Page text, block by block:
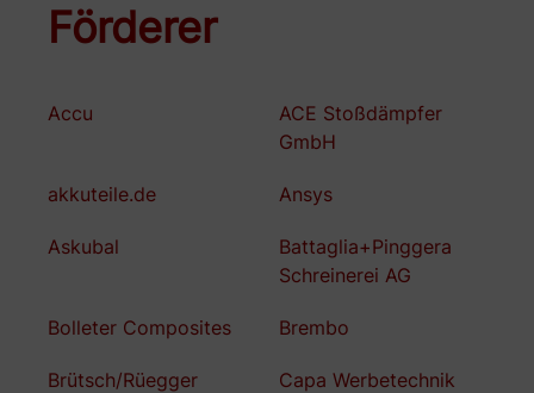
Förderer
Accu
ACE Stoßdämpfer
GmbH
akkuteile.de Ansys
Askubal
Battaglia+Pinggera
Schreinerei AG
Bolleter Composites Brembo
Brütsch/Rüegger
Capa Werbetechnik